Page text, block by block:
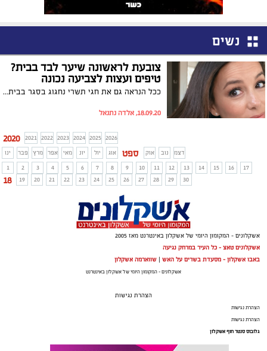
נשים
צובעת לראשונה שיער לבד בבית?
טיפים ועצות לצביעה נכונה
ככל הנראה גם את חגי תשרי נחגוג בסגר בבית..... אז בין אם צובעים את השיער על מנת להסתיר את הלבן שצמח ובין אם צובעים בכדי לרענן את גוון השיער ולהעניק לו ברק וזוהר, בשני המקרים ניתן לעשות את זה מושלם - לבד בבית! ויש גם חדשות טובות – זה לא כל כך קשה ואפילו מהנה! מאיה לזר – מנהלת ההדרכה של לוריאל פריז, מעניקה מספר טיפים ועצות שכדאי לאמץ, לפחות בפעם הראשונה:
18.09.20, אלדה נתנאל
2020 2021 2022 2023 2024 2025 2026
ינו
פבר מרץ אפר מאי יונ יול אוג ספט אוק נוב
דצמ
1
2 3 4 5 6 7 8 9 10 11 12 13 14 15 16 17
18 19 20 21 22 23 24 25 26 27 28 29 30
אשקלונים - המקומון היומי של אשקלון באינטרנט מאז 2005
אשקלונים טאצ - כל העיר במרחק נגיעה
באבו אשקלון - מסעדת בשרים על האש | שווארמה אשקלון
אשקלונים - המקומון היומי של אשקלון באינטרנט
הצהרת נגישות
הצהרת נגישות
הצהרת נגישות
גלובוס סנטר חוף אשקלון